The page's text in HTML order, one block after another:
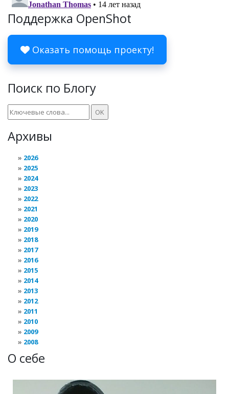
Поддержка OpenShot
Оказать помощь проекту!
Поиск по Блогу
Архивы
2026
2025
2024
2023
2022
2021
2020
2019
2018
2017
2016
2015
2014
2013
2012
2011
2010
2009
2008
О себе